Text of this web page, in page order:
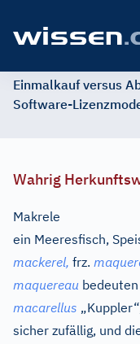
Einmalkauf versus
Software-
Wahrig
Makrele
ein Meeresfisch,
mackerel, frz.
maquereau
macarellus
sicher zufällig, und